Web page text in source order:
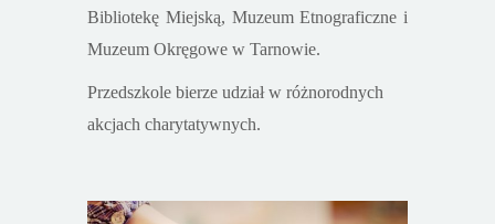
Bibliotekę Miejską, Muzeum Etnograficzne i
Muzeum Okręgowe w Tarnowie.
Przedszkole bierze udział w różnorodnych
akcjach charytatywnych.